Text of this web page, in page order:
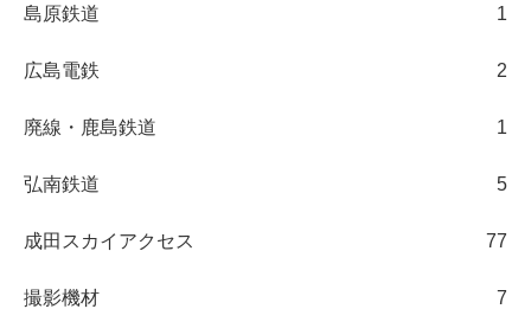
島原鉄道 1
広島電鉄 2
廃線・鹿島鉄道 1
弘南鉄道 5
成田スカイアクセス 77
撮影機材 7